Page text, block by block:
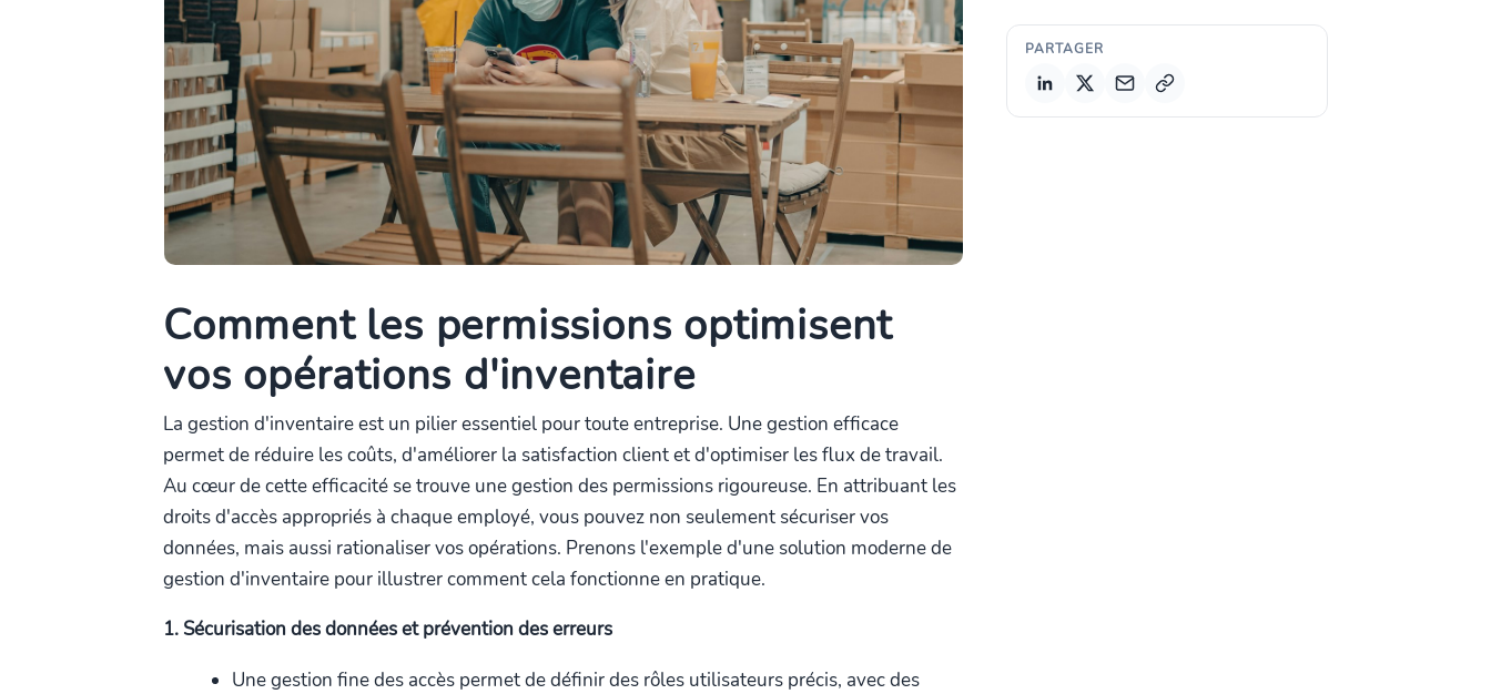
Comment les permissions optimisent
vos opérations d'inventaire
La gestion d'inventaire est un pilier essentiel pour toute entreprise. Une gestion efficace
permet de réduire les coûts, d'améliorer la satisfaction client et d'optimiser les flux de travail.
Au cœur de cette efficacité se trouve une gestion des permissions rigoureuse. En attribuant les
droits d'accès appropriés à chaque employé, vous pouvez non seulement sécuriser vos
données, mais aussi rationaliser vos opérations. Prenons l'exemple d'une solution moderne de
gestion d'inventaire pour illustrer comment cela fonctionne en pratique.
1. Sécurisation des données et prévention des erreurs
Une gestion fine des accès permet de définir des rôles utilisateurs précis, avec des
PARTAGER
Copier le lien